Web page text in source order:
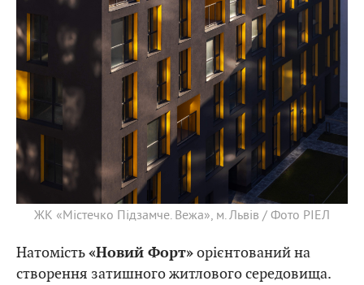
ЖК «Містечко Підзамче. Вежа», м. Львів / Фото РІЕЛ
Натомість«Новий Форт»орієнтований на
створення затишного житлового середовища.